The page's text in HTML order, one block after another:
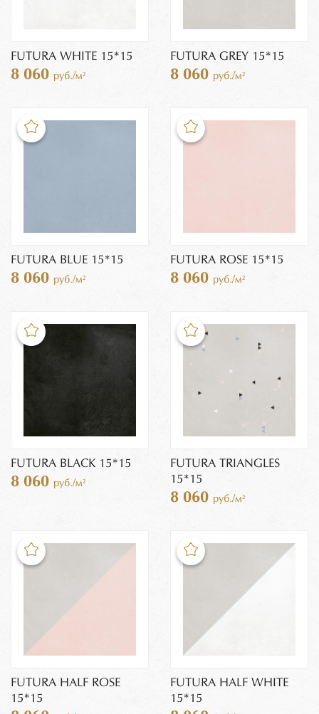
FUTURA WHITE 15*15
8 060 руб./м²
FUTURA GREY 15*15
8 060 руб./м²
FUTURA BLUE 15*15
8 060 руб./м²
FUTURA ROSE 15*15
8 060 руб./м²
FUTURA BLACK 15*15
8 060 руб./м²
FUTURA TRIANGLES
15*15
8 060 руб./м²
FUTURA HALF ROSE
15*15
FUTURA HALF WHITE
15*15